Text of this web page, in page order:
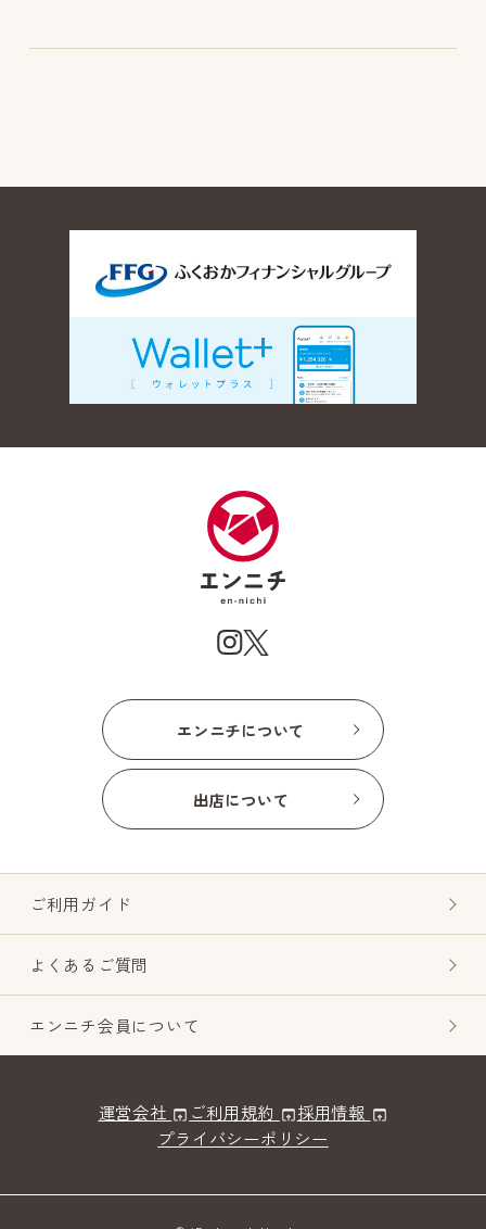
エンニチについて
出店について
ご利用ガイド
よくあるご質問
エンニチ会員について
運営会社 ご利用規約
採用情報
プライバシーポリシー